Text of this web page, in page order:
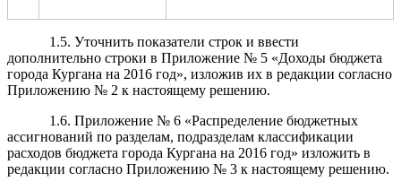
1.5. Уточнить показатели строк и ввести
дополнительно строки в Приложение № 5 «Доходы бюджета
города Кургана на 2016 год», изложив их в редакции согласно
Приложению № 2 к настоящему решению.
1.6. Приложение № 6 «Распределение бюджетных
ассигнований по разделам, подразделам классификации
расходов бюджета города Кургана на 2016 год» изложить в
редакции согласно Приложению № 3 к настоящему решению.